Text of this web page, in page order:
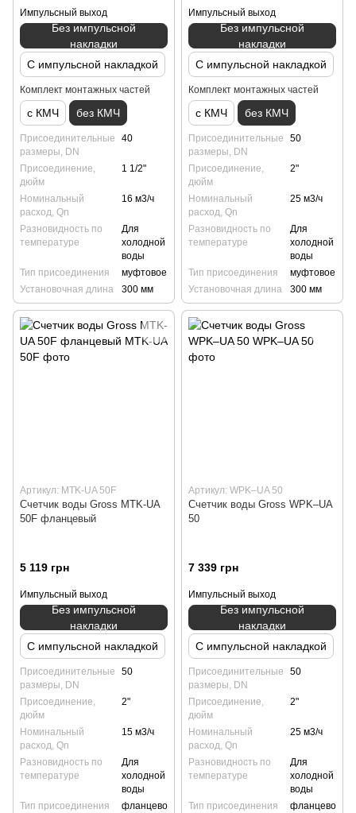
Импульсный выход
Без импульсной
накладки
С импульсной накладкой
Комплект монтажных частей
с КМЧ без КМЧ
Присоединительные
размеры, DN
40
Присоединение,
дюйм
1 1/2"
Номинальный
расход, Qn
16 м3/ч
Разновидность по
температуре
Для
холодной
воды
Тип присоединения
муфтовое
Установочная длина
300 мм
Импульсный выход
Без импульсной
накладки
С импульсной накладкой
Комплект монтажных частей
с КМЧ без КМЧ
Присоединительные
размеры, DN
50
Присоединение,
дюйм
2"
Номинальный
расход, Qn
25 м3/ч
Разновидность по
температуре
Для
холодной
воды
Тип присоединения
муфтовое
Установочная длина
300 мм
Артикул: MTK-UA 50F
Счетчик воды Gross MTK-UA
50F фланцевый
5 119 грн
Импульсный выход
Без импульсной
накладки
С импульсной накладкой
Присоединительные
размеры, DN
50
Присоединение,
дюйм
2"
Номинальный
расход, Qn
15 м3/ч
Разновидность по
температуре
Для
холодной
воды
Тип присоединения
фланцево
Артикул: WPK–UA 50
Счетчик воды Gross WPK–UA
50
7 339 грн
Импульсный выход
Без импульсной
накладки
С импульсной накладкой
Присоединительные
размеры, DN
50
Присоединение,
дюйм
2"
Номинальный
расход, Qn
25 м3/ч
Разновидность по
температуре
Для
холодной
воды
Тип присоединения
фланцево